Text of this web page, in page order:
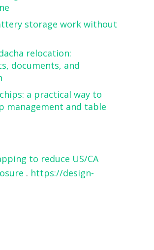
storage work without
relocation:
documents, and
a practical way to
management and table
to reduce US/CA
. https://design-